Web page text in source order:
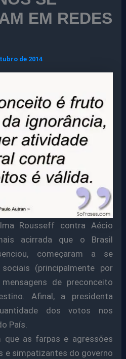
EM REDES
de 2014
Rousseff contra Aécio
acirrada que o Brasil
começaram a se
(principalmente por
de preconceito
Afinal, a presidenta
dos votos nos
País.
as farpas e agressões
e simpatizantes do governo